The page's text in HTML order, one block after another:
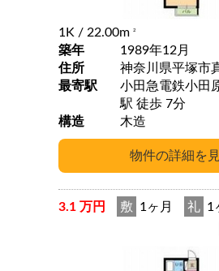
1K / 22.00m 2
築年
1989年12月
住所
神奈川県平塚市
最寄駅
小田急電鉄小田
駅 徒歩 7分
構造
木造
3.1 万円 敷 1ヶ月 礼 1